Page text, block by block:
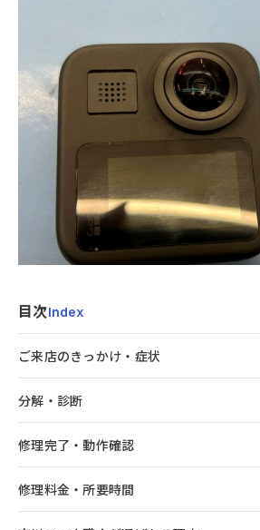
目次Index
ご来店のきっかけ・症状
分解・診断
修理完了・動作確認
修理料金・所要時間